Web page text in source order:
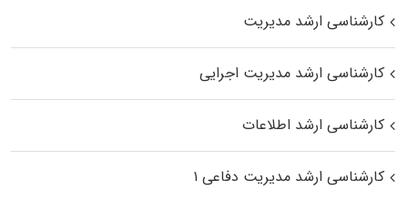
کارشناسی ارشد مدیریت
کارشناسی ارشد مدیریت اجرایی
کارشناسی ارشد اطلاعات
کارشناسی ارشد مدیریت دفاعی ۱